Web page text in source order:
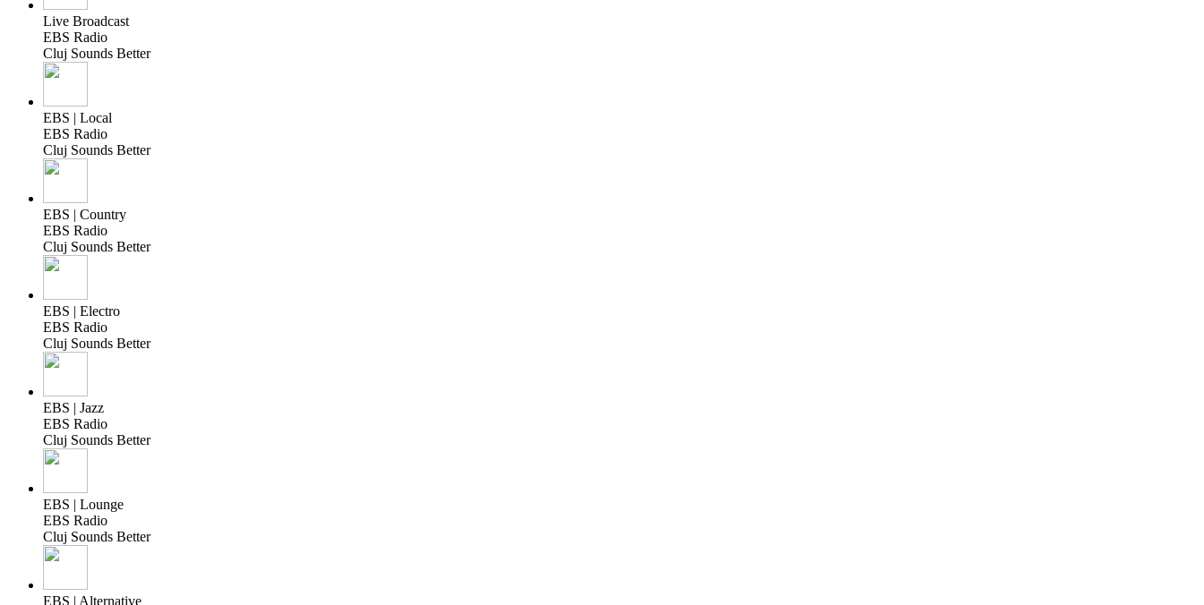
Live Broadcast
EBS Radio
Cluj Sounds Better
EBS | Local
EBS Radio
Cluj Sounds Better
EBS | Country
EBS Radio
Cluj Sounds Better
EBS | Electro
EBS Radio
Cluj Sounds Better
EBS | Jazz
EBS Radio
Cluj Sounds Better
EBS | Lounge
EBS Radio
Cluj Sounds Better
EBS | Alternative